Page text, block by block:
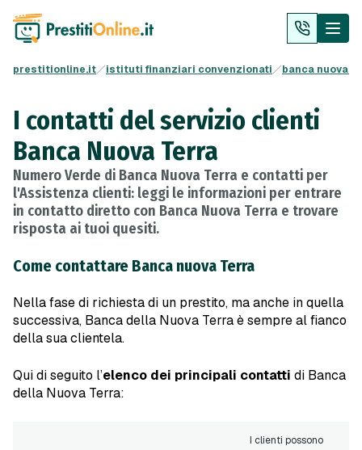
prestitionline.it istituti finanziari convenzionati banca nuova
I contatti del servizio clienti
Banca Nuova Terra
Numero Verde di Banca Nuova Terra e contatti per
l'Assistenza clienti: leggi le informazioni per entrare
in contatto diretto con Banca Nuova Terra e trovare
risposta ai tuoi quesiti.
Come contattare Banca nuova Terra
Nella fase di richiesta di un prestito, ma anche in quella
successiva, Banca della Nuova Terra è sempre al fianco
della sua clientela.
Qui di seguito l’elenco dei principali contatti di Banca
della Nuova Terra:
I clienti possono